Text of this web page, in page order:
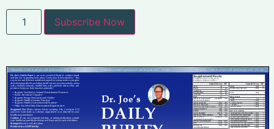
Subscribe Now